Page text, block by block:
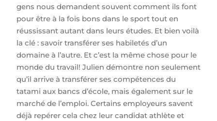
gens nous demandent souvent comment ils font
pour être à la fois bons dans le sport tout en
réussissant autant dans leurs études. Et bien voilà
la clé : savoir transférer ses habiletés d’un
domaine à l’autre. Et c’est la même chose pour le
monde du travail! Julien démontre non seulement
qu’il arrive à transférer ses compétences du
tatami aux bancs d’école, mais également sur le
marché de l’emploi. Certains employeurs savent
déjà repérer cela chez leur candidat athlète et